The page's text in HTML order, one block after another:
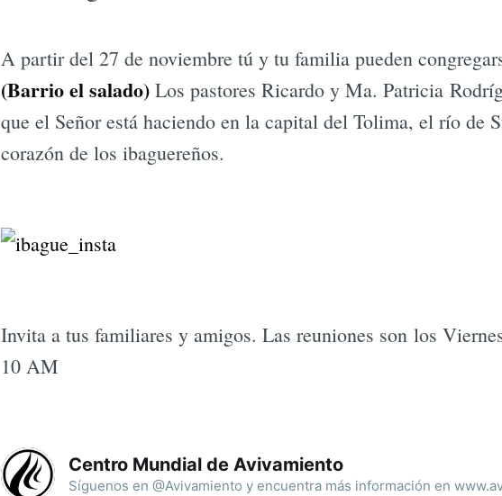
A partir del 27 de noviembre tú y tu familia pueden
(Barrio el salado) Los pastores Ricardo y Ma. Patricia
que el Señor está haciendo en la capital del Tolima, el río de
corazón de los ibaguereños.
Invita a tus familiares y amigos. Las reuniones son los
10 AM
Centro Mundial de Avivamiento
Síguenos en @Avivamiento y encuentra más información en